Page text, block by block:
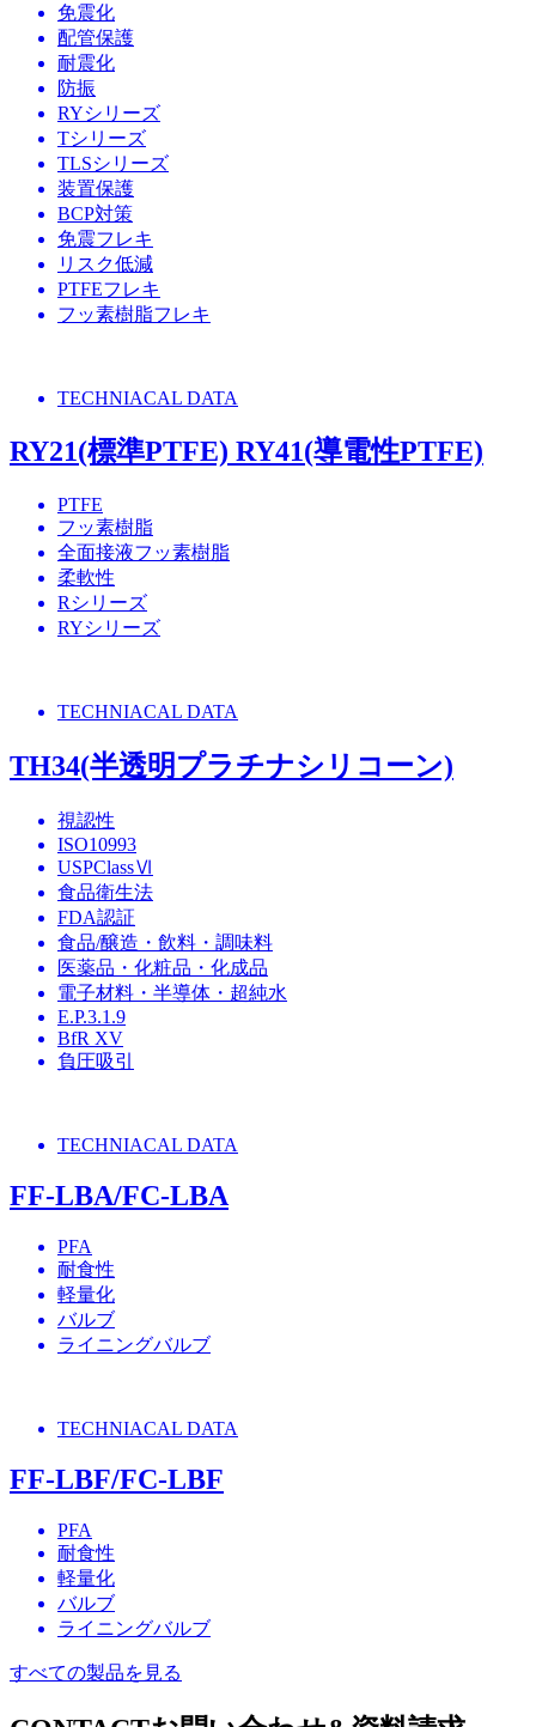
免震化
配管保護
耐震化
防振
RYシリーズ
Tシリーズ
TLSシリーズ
装置保護
BCP対策
免震フレキ
リスク低減
PTFEフレキ
フッ素樹脂フレキ
TECHNIACAL DATA
RY21(標準PTFE) RY41(導電性PTFE)
PTFE
フッ素樹脂
全面接液フッ素樹脂
柔軟性
Rシリーズ
RYシリーズ
TECHNIACAL DATA
TH34(半透明プラチナシリコーン)
視認性
ISO10993
USPClassⅥ
食品衛生法
FDA認証
食品/醸造・飲料・調味料
医薬品・化粧品・化成品
電子材料・半導体・超純水
E.P.3.1.9
BfR XV
負圧吸引
TECHNIACAL DATA
FF-LBA/FC-LBA
PFA
耐食性
軽量化
バルブ
ライニングバルブ
TECHNIACAL DATA
FF-LBF/FC-LBF
PFA
耐食性
軽量化
バルブ
ライニングバルブ
すべての製品を見る